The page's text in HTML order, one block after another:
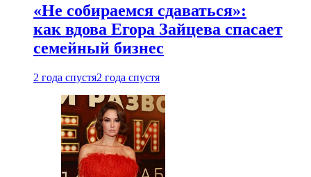
«Не собираемся сдаваться»:
как вдова Егора Зайцева спасает
семейный бизнес
2 года спустя2 года спустя